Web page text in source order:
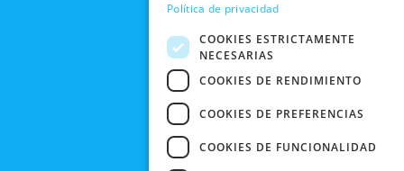
FRIDAY
CONTACTO
Política de privacidad
COOKIES ESTRICTAMENTE
NECESARIAS
COOKIES DE RENDIMIENTO
COOKIES DE PREFERENCIAS
COOKIES DE FUNCIONALIDAD